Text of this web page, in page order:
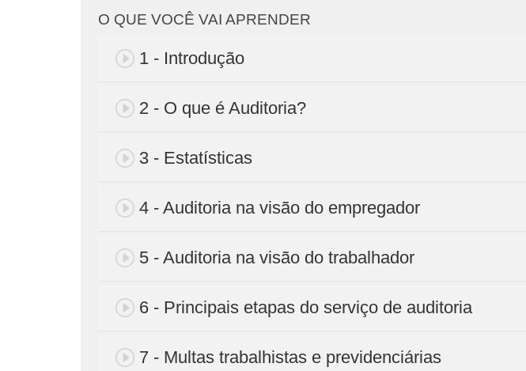
O QUE VOCÊ VAI APRENDER
1 - Introdução
2 - O que é Auditoria?
3 - Estatísticas
4 - Auditoria na visão do empregador
5 - Auditoria na visão do trabalhador
6 - Principais etapas do serviço de auditoria
7 - Multas trabalhistas e previdenciárias